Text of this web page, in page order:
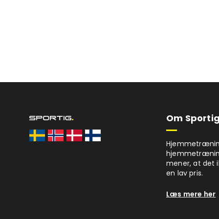
Om
mener, at det
en lav pris.
Læs mere her